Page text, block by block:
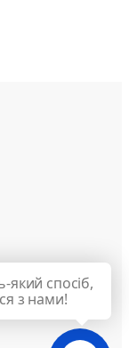
який спосіб,
з нами!